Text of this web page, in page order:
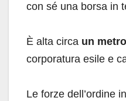
con sé una borsa in
È alta circa un
corporatura esile e
Le forze dell’ordine